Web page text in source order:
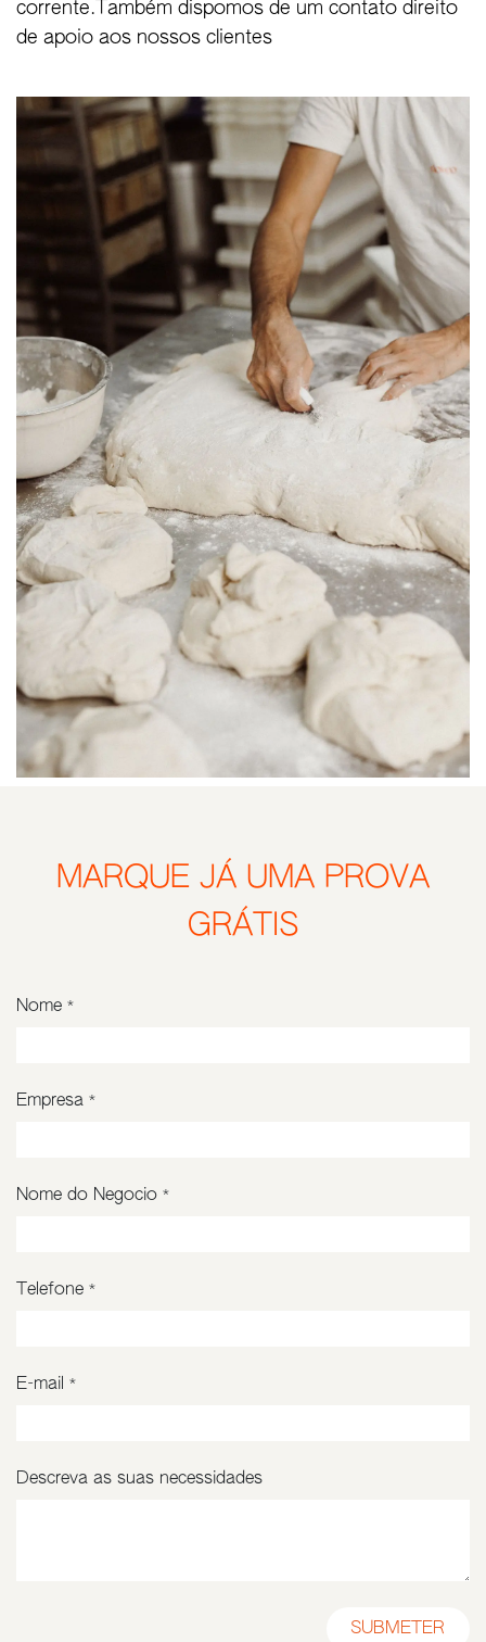
corrente. Também dispomos de um contato direito
de apoio aos nossos clientes
MARQUE JÁ UMA PROVA
GRÁTIS
Nome *
Empresa *
Nome do Negocio *
Telefone *
E-mail *
Descreva as suas necessidades
SUBMETER​